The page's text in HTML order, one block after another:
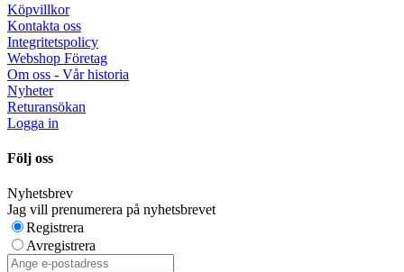
Köpvillkor
Kontakta oss
Integritetspolicy
Webshop Företag
Om oss - Vår historia
Nyheter
Returansökan
Logga in
Följ oss
Nyhetsbrev
Jag vill prenumerera på nyhetsbrevet
Registrera
Avregistrera